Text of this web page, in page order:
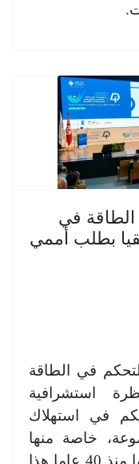
الطاقة في
بطلب أممي
في الطاقة
استشرافية
في استهلاك
خاصة منها